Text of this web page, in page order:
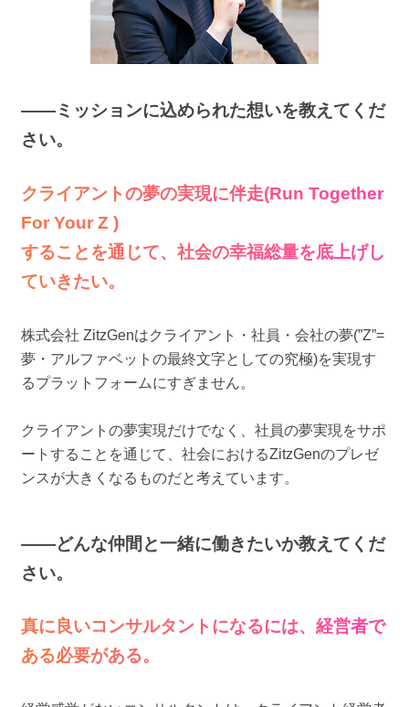
――ミッションに込められた想いを教えてくだ
さい。
クライアントの夢の実現に伴走(Run Together
For Your Z )
することを通じて、社会の幸福総量を底上げし
ていきたい。
株式会社 ZitzGenはクライアント・社員・会社の夢(”Z”=
夢・アルファベットの最終文字としての究極)を実現す
るプラットフォームにすぎません。
クライアントの夢実現だけでなく、社員の夢実現をサポ
ートすることを通じて、社会におけるZitzGenのプレゼ
ンスが大きくなるものだと考えています。
――どんな仲間と一緒に働きたいか教えてくだ
さい。
真に良いコンサルタントになるには、経営者で
ある必要がある。